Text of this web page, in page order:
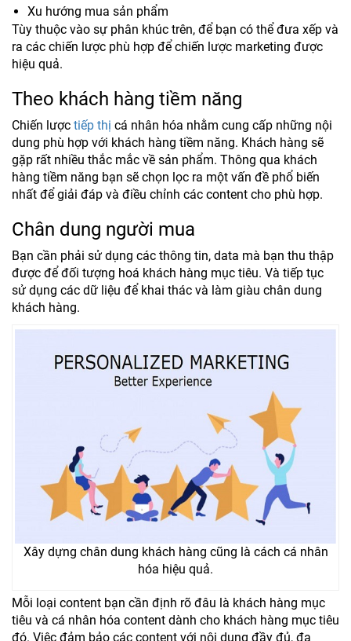
Xu hướng mua sản phẩm
Tùy thuộc vào sự phân khúc trên, để bạn có thể đưa xếp và
ra các chiến lược phù hợp để chiến lược marketing được
hiệu quả.
Theo khách hàng tiềm năng
Chiến lược tiếp thị cá nhân hóa nhằm cung cấp những nội
dung phù hợp với khách hàng tiềm năng. Khách hàng sẽ
gặp rất nhiều thắc mắc về sản phẩm. Thông qua khách
hàng tiềm năng bạn sẽ chọn lọc ra một vấn đề phổ biến
nhất để giải đáp và điều chỉnh các content cho phù hợp.
Chân dung người mua
Bạn cần phải sử dụng các thông tin, data mà bạn thu thập
được để đối tượng hoá khách hàng mục tiêu. Và tiếp tục
sử dụng các dữ liệu để khai thác và làm giàu chân dung
khách hàng.
Xây dựng chân dung khách hàng cũng là cách cá nhân
hóa hiệu quả.
Mỗi loại content bạn cần định rõ đâu là khách hàng mục
tiêu và cá nhân hóa content dành cho khách hàng mục tiêu
đó. Việc đảm bảo các content với nội dung đầy đủ, đa